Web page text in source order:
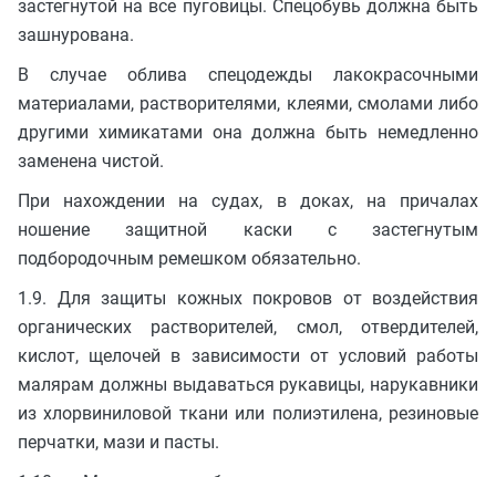
застегнутой на все пуговицы. Спецобувь должна быть
зашнурована.
В случае облива спецодежды лакокрасочными
материалами, растворителями, клеями, смолами либо
другими химикатами она должна быть немедленно
заменена чистой.
При нахождении на судах, в доках, на причалах
ношение защитной каски с застегнутым
подбородочным ремешком обязательно.
1.9. Для защиты кожных покровов от воздействия
органических растворителей, смол, отвердителей,
кислот, щелочей в зависимости от условий работы
малярам должны выдаваться рукавицы, нарукавники
из хлорвиниловой ткани или полиэтилена, резиновые
перчатки, мази и пасты.